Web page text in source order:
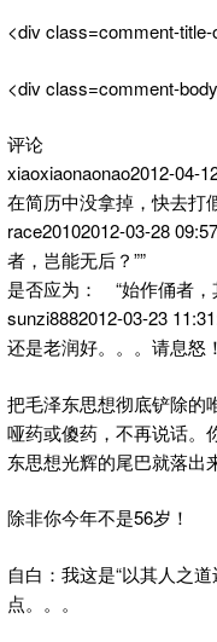
<div class=comment-
<div class=comment-
评论
xiaoxiaonaonao2012-04-
在简历中没拿掉，快去打
race20102012-03-28
者，岂能无后？””
是否应为： “始作俑者，
sunzi8882012-03-23
还是老润好。。。请息怒！
把毛泽东思想彻底铲除的
哑药或傻药，不再说话。
东思想光辉的尾巴就落出
除非你今年不是56岁！
自白：我这是“以其人之
点。。。